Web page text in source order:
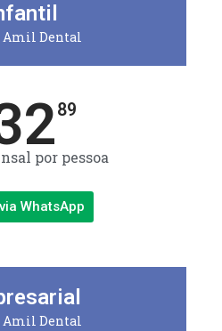
Amil Dental
89
por pessoa
WhatsApp
Amil Dental